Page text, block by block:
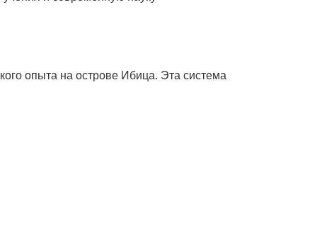
опыта на острове Ибица. Эта система